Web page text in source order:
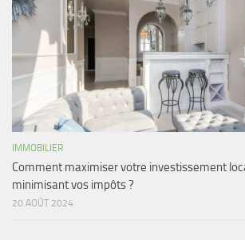
IMMOBILIER
Comment maximiser votre investissement
minimisant vos impôts ?
20 AOÛT 2024